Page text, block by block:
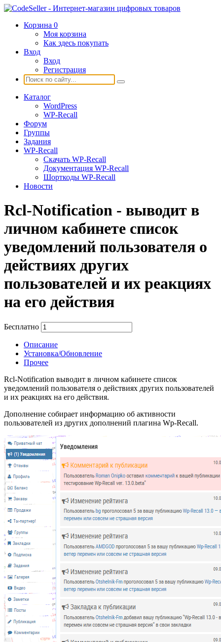
Корзина 0
Моя корзина
Как здесь покупать
Вход
Вход
Регистрация
Каталог
WordPress
WP-Recall
Форум
Группы
Задания
WP-Recall
Скачать WP-Recall
Документация WP-Recall
Шорткоды WP-Recall
Новости
Rcl-Notification - выводит в
личном кабинете список
уведомлений пользователя о
действиях других
пользователей и их реакциях
на его действия
Бесплатно
Описание
Установка/Обновление
Прочее
Rcl-Notification выводит в личном кабинете список
уведомлений пользователя о действиях других пользователей
и их реакциях на его действия.
Дополнение собирает информацию об активности
пользователей из других дополнений плагина Wp-Recall.